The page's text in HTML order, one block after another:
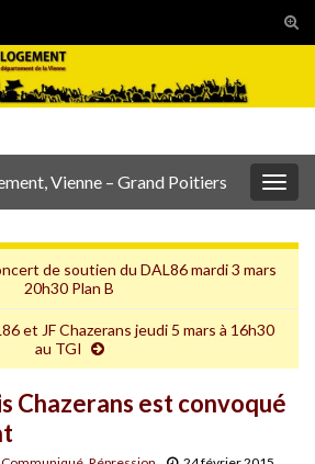
Vienne – Grand Poitiers
de soutien du DAL86 mardi 3 mars
20h30 Plan B
et JF Chazerans jeudi 5 mars à 16h30
au TGI
Chazerans est convoqué